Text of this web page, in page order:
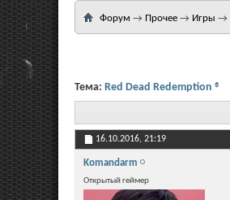
Форум → Прочее → Игры →
Тема: Red Dead Redemption ®
16.10.2016, 21:19
Komandarm
Открытый геймер